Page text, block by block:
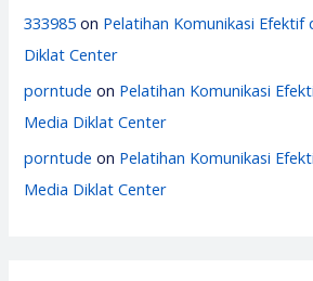
333985 on Pelatihan Komunikasi Efektif
Diklat Center
porntude on Pelatihan Komunikasi
Media Diklat Center
porntude on Pelatihan Komunikasi
Media Diklat Center